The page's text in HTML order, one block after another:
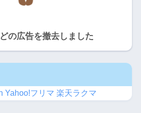
の広告を撤去しました
Yahoo!フリマ 楽天ラクマ